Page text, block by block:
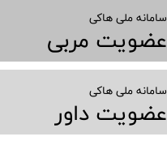
سامانه ملی هاکی
عضویت مربی
سامانه ملی هاکی
عضویت داور